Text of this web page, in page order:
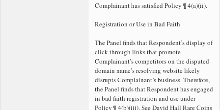
Complainant has satisfied Policy ¶ 4(a)(ii).
Registration or Use in Bad Faith
The Panel finds that Respondent’s display of
click-through links that promote
Complainant’s competitors on the disputed
domain name’s resolving website likely
disrupts Complainant’s business. Therefore,
the Panel finds that Respondent has engaged
in bad faith registration and use under
Policy ¶ 4(b)(iii). See David Hall Rare Coins